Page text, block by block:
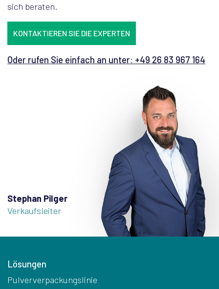
sich beraten.
KONTAKTIEREN SIE DIE EXPERTEN
Oder rufen Sie einfach an unter: +49 26 83 967 164
Stephan Pilger
Verkaufsleiter
Lösungen
Pulververpackungslinie